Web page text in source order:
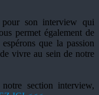
pour son interview qui
permet également de
que la passion
vivre au sein de notre
section interview,